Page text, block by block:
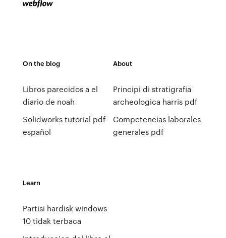
On the blog
Libros parecidos a el
diario de noah
Solidworks tutorial pdf
español
About
Principi di stratigrafia
archeologica harris pdf
Competencias laborales
generales pdf
Learn
Partisi hardisk windows
10 tidak terbaca